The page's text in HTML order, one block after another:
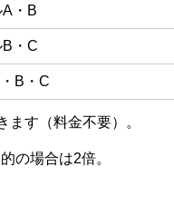
・B
・C
B・C
ます（料金不要）。
の場合は2倍。